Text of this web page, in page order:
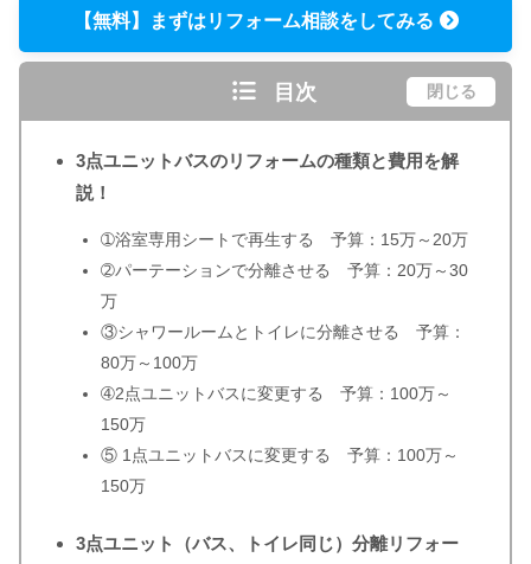
【無料】まずはリフォーム相談をしてみる
目次 閉じる
3点ユニットバスのリフォームの種類と費用を解
説！
➀浴室専用シートで再生する 予算：15万～20万
➁パーテーションで分離させる 予算：20万～30
万
③シャワールームとトイレに分離させる 予算：
80万～100万
➃2点ユニットバスに変更する 予算：100万～
150万
⑤ 1点ユニットバスに変更する 予算：100万～
150万
3点ユニット（バス、トイレ同じ）分離リフォー